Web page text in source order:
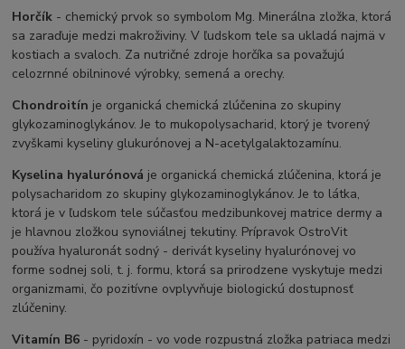
Horčík - chemický prvok so symbolom Mg. Minerálna zložka, ktorá
sa zaraďuje medzi makroživiny. V ľudskom tele sa ukladá najmä v
kostiach a svaloch. Za nutričné ​​zdroje horčíka sa považujú
celozrnné obilninové výrobky, semená a orechy.
Chondroitín je organická chemická zlúčenina zo skupiny
glykozaminoglykánov. Je to mukopolysacharid, ktorý je tvorený
zvyškami kyseliny glukurónovej a N-acetylgalaktozamínu.
Kyselina hyalurónová je organická chemická zlúčenina, ktorá je
polysacharidom zo skupiny glykozaminoglykánov. Je to látka,
ktorá je v ľudskom tele súčasťou medzibunkovej matrice dermy a
je hlavnou zložkou synoviálnej tekutiny. Prípravok OstroVit
používa hyaluronát sodný - derivát kyseliny hyalurónovej vo
forme sodnej soli, t. j. formu, ktorá sa prirodzene vyskytuje medzi
organizmami, čo pozitívne ovplyvňuje biologickú dostupnosť
zlúčeniny.
Vitamín B6 - pyridoxín - vo vode rozpustná zložka patriaca medzi